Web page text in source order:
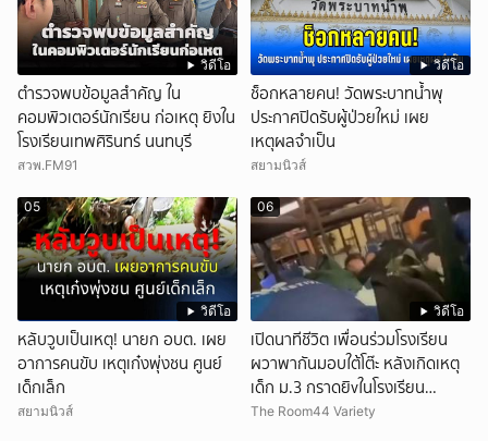
วิดีโอ
ตำรวจพบข้อมูลสำคัญ ใน
คอมพิวเตอร์นักเรียน ก่อเหตุ ยิงใน
โรงเรียนเทพศิรินทร์ นนทบุรี
สวพ.FM91
วิดีโอ
ช็อกหลายคน! วัดพระบาทน้ำพุ
ประกาศปิดรับผู้ป่วยใหม่ เผย
เหตุผลจำเป็น
สยามนิวส์
วิดีโอ
05
หลับวูบเป็นเหตุ! นายก อบต. เผย
อาการคนขับ เหตุเก๋งพุ่งชน ศูนย์
เด็กเล็ก
สยามนิวส์
วิดีโอ
06
เปิดนาทีชีวิต เพื่อนร่วมโรงเรียน
ผวาพากันมอบใต้โต๊ะ หลังเกิดเหตุ
เด็ก ม.3 กราดยิvในโรงเรียน
เทพศิรินทร์นนท์ แบบไม่เลือกหน้า
The Room44 Variety